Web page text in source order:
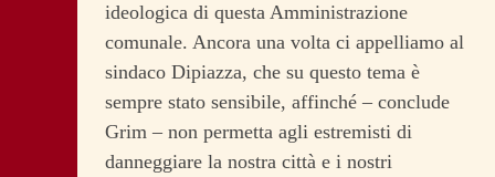
ideologica di questa Amministrazione
comunale. Ancora una volta ci appelliamo al
sindaco Dipiazza, che su questo tema è
sempre stato sensibile, affinché – conclude
Grim – non permetta agli estremisti di
danneggiare la nostra città e i nostri